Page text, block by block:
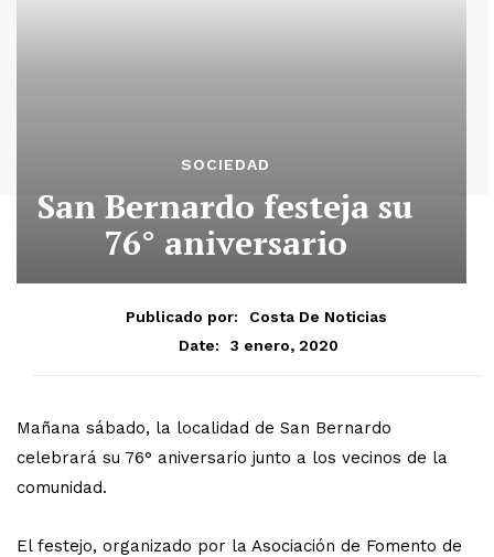
SOCIEDAD
San Bernardo festeja su
76° aniversario
Publicado por:
Costa De Noticias
Date:
3 enero, 2020
Mañana sábado, la localidad de San Bernardo
celebrará su 76° aniversario junto a los vecinos de la
comunidad.
El festejo, organizado por la Asociación de Fomento de